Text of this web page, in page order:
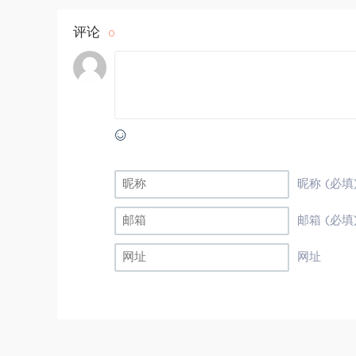
评论 0
昵称 (必填
邮箱 (必填
网址